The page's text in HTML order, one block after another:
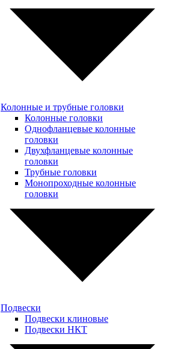
Колонные и трубные головки
Колонные головки
Однофланцевые колонные
головки
Двухфланцевые колонные
головки
Трубные головки
Монопроходные колонные
головки
Подвески
Подвески клиновые
Подвески НКТ